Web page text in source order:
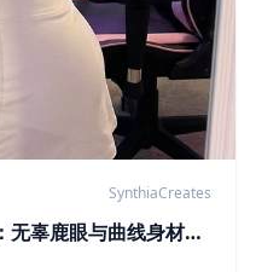
SynthiaCreates
辜鹿眼与曲线身材的